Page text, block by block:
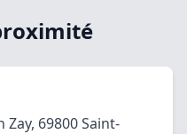
Zay, 69800 Saint-